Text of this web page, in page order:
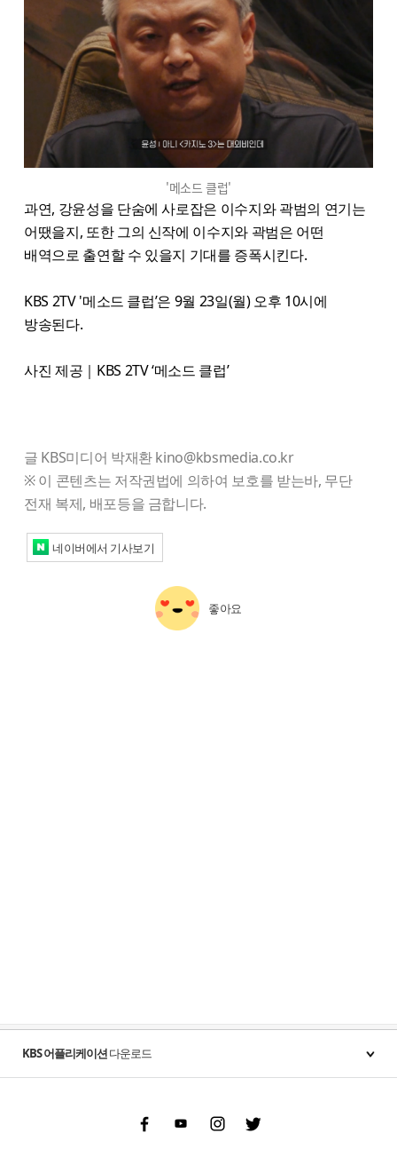
'메소드 클럽'
과연, 강윤성을 단숨에 사로잡은 이수지와 곽범의 연기는
어땠을지, 또한 그의 신작에 이수지와 곽범은 어떤
배역으로 출연할 수 있을지 기대를 증폭시킨다.
KBS 2TV '메소드 클럽’은 9월 23일(월) 오후 10시에
방송된다.
사진 제공｜KBS 2TV ‘메소드 클럽’
글 KBS미디어 박재환 kino@kbsmedia.co.kr
※ 이 콘텐츠는 저작권법에 의하여 보호를 받는바, 무단
전재 복제, 배포등을 금합니다.
네이버에서 기사보기
좋아요
KBS 어플리케이션다운로드
FacebookYoutubeInstgram Twitter